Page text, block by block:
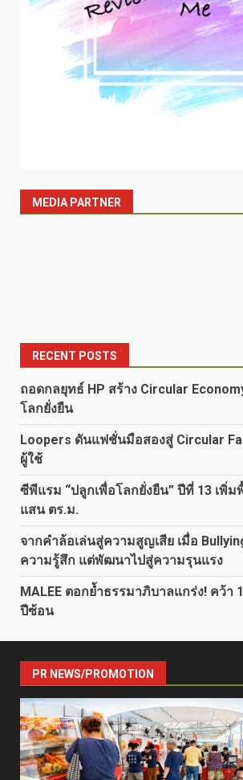
MEDIA PARTNER
RECENT POSTS
ถอดกลยุทธ์ HP สร้าง Circular
โลกยั่งยืน
Loopers ดันแฟชั่นมือสองสู่ Circular
ผู้ใช้
ซีพีแรม “ปลูกเพื่อโลกยั่งยืน” ปีที่ 13 เพิ่ม
แสน ตร.ม.
จากคำล้อเล่นสู่ความสูญเสีย เมื่อ
ความรู้สึก แต่พัฒนาไปสู่ความรุนแรง
MALEE ตอกย้ำธรรมาภิบาลแกร่ง! คว้า
ปีซ้อน
PR NEWS/PROMOTION